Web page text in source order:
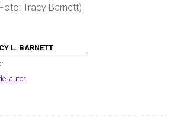
Tracy Barnett)
L. BARNETT
autor